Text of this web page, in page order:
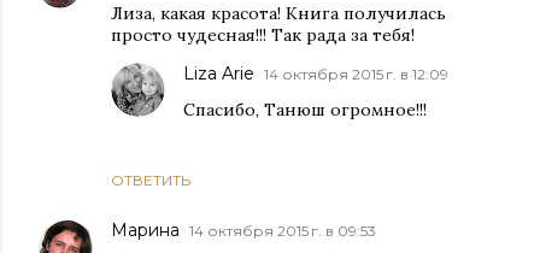
Лиза, какая красота! Книга получилась
просто чудесная!!! Так рада за тебя!
ОТВЕТИТЬ
Liza Arie 14 октября 2015 г. в 12:09
Спасибо, Танюш огромное!!!
Марина 14 октября 2015 г. в 09:53